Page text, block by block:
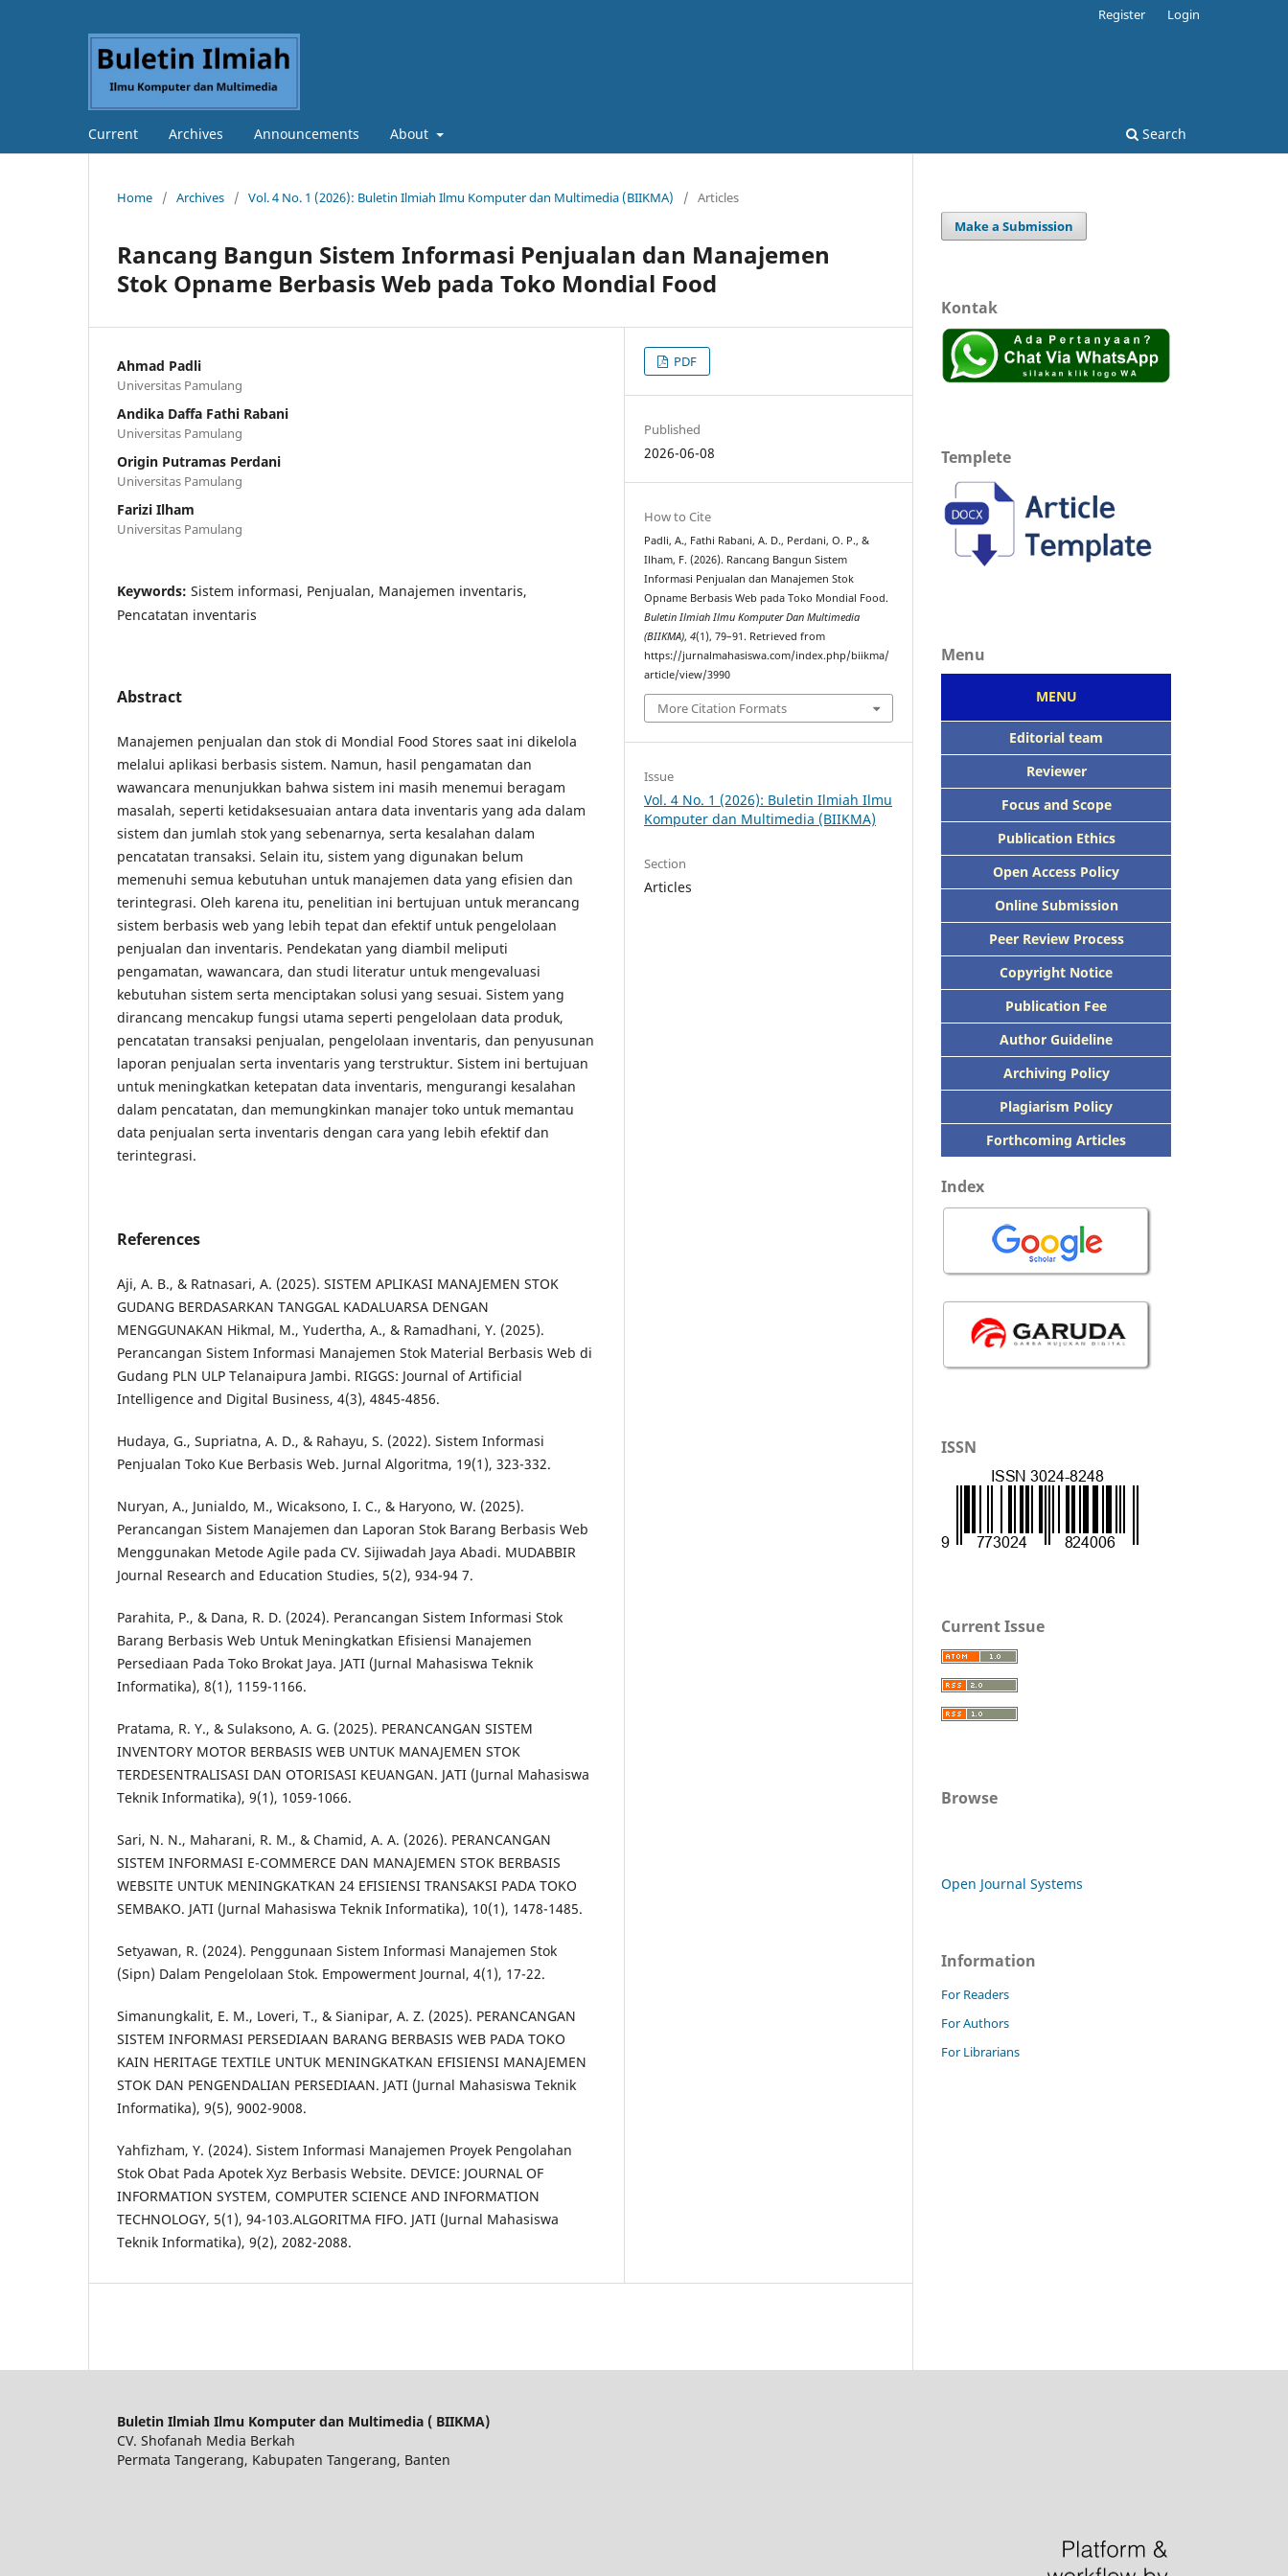
Current Archives Announcements About Search
Register Login
Home / Archives / Vol. 4 No. 1 (2026): Buletin Ilmiah Ilmu Komputer dan Multimedia (BIIKMA) / Articles
Rancang Bangun Sistem Informasi Penjualan dan Manajemen
Stok Opname Berbasis Web pada Toko Mondial Food
Ahmad Padli
Universitas Pamulang
Andika Daffa Fathi Rabani
Universitas Pamulang
Origin Putramas Perdani
Universitas Pamulang
Farizi Ilham
Universitas Pamulang
Keywords: Sistem informasi, Penjualan, Manajemen inventaris,
Pencatatan inventaris
Abstract
Manajemen penjualan dan stok di Mondial Food Stores saat ini dikelola
melalui aplikasi berbasis sistem. Namun, hasil pengamatan dan
wawancara menunjukkan bahwa sistem ini masih menemui beragam
masalah, seperti ketidaksesuaian antara data inventaris yang ada dalam
sistem dan jumlah stok yang sebenarnya, serta kesalahan dalam
pencatatan transaksi. Selain itu, sistem yang digunakan belum
memenuhi semua kebutuhan untuk manajemen data yang efisien dan
terintegrasi. Oleh karena itu, penelitian ini bertujuan untuk merancang
sistem berbasis web yang lebih tepat dan efektif untuk pengelolaan
penjualan dan inventaris. Pendekatan yang diambil meliputi
pengamatan, wawancara, dan studi literatur untuk mengevaluasi
kebutuhan sistem serta menciptakan solusi yang sesuai. Sistem yang
dirancang mencakup fungsi utama seperti pengelolaan data produk,
pencatatan transaksi penjualan, pengelolaan inventaris, dan penyusunan
laporan penjualan serta inventaris yang terstruktur. Sistem ini bertujuan
untuk meningkatkan ketepatan data inventaris, mengurangi kesalahan
dalam pencatatan, dan memungkinkan manajer toko untuk memantau
data penjualan serta inventaris dengan cara yang lebih efektif dan
terintegrasi.
References
Aji, A. B., & Ratnasari, A. (2025). SISTEM APLIKASI MANAJEMEN STOK
GUDANG BERDASARKAN TANGGAL KADALUARSA DENGAN
MENGGUNAKAN Hikmal, M., Yudertha, A., & Ramadhani, Y. (2025).
Perancangan Sistem Informasi Manajemen Stok Material Berbasis Web di
Gudang PLN ULP Telanaipura Jambi. RIGGS: Journal of Artificial
Intelligence and Digital Business, 4(3), 4845-4856.
Hudaya, G., Supriatna, A. D., & Rahayu, S. (2022). Sistem Informasi
Penjualan Toko Kue Berbasis Web. Jurnal Algoritma, 19(1), 323-332.
Nuryan, A., Junialdo, M., Wicaksono, I. C., & Haryono, W. (2025).
Perancangan Sistem Manajemen dan Laporan Stok Barang Berbasis Web
Menggunakan Metode Agile pada CV. Sijiwadah Jaya Abadi. MUDABBIR
Journal Research and Education Studies, 5(2), 934-94 7.
Parahita, P., & Dana, R. D. (2024). Perancangan Sistem Informasi Stok
Barang Berbasis Web Untuk Meningkatkan Efisiensi Manajemen
Persediaan Pada Toko Brokat Jaya. JATI (Jurnal Mahasiswa Teknik
Informatika), 8(1), 1159-1166.
Pratama, R. Y., & Sulaksono, A. G. (2025). PERANCANGAN SISTEM
INVENTORY MOTOR BERBASIS WEB UNTUK MANAJEMEN STOK
TERDESENTRALISASI DAN OTORISASI KEUANGAN. JATI (Jurnal Mahasiswa
Teknik Informatika), 9(1), 1059-1066.
Sari, N. N., Maharani, R. M., & Chamid, A. A. (2026). PERANCANGAN
SISTEM INFORMASI E-COMMERCE DAN MANAJEMEN STOK BERBASIS
WEBSITE UNTUK MENINGKATKAN 24 EFISIENSI TRANSAKSI PADA TOKO
SEMBAKO. JATI (Jurnal Mahasiswa Teknik Informatika), 10(1), 1478-1485.
Setyawan, R. (2024). Penggunaan Sistem Informasi Manajemen Stok
(Sipn) Dalam Pengelolaan Stok. Empowerment Journal, 4(1), 17-22.
Simanungkalit, E. M., Loveri, T., & Sianipar, A. Z. (2025). PERANCANGAN
SISTEM INFORMASI PERSEDIAAN BARANG BERBASIS WEB PADA TOKO
KAIN HERITAGE TEXTILE UNTUK MENINGKATKAN EFISIENSI MANAJEMEN
STOK DAN PENGENDALIAN PERSEDIAAN. JATI (Jurnal Mahasiswa Teknik
Informatika), 9(5), 9002-9008.
Yahfizham, Y. (2024). Sistem Informasi Manajemen Proyek Pengolahan
Stok Obat Pada Apotek Xyz Berbasis Website. DEVICE: JOURNAL OF
INFORMATION SYSTEM, COMPUTER SCIENCE AND INFORMATION
TECHNOLOGY, 5(1), 94-103.ALGORITMA FIFO. JATI (Jurnal Mahasiswa
Teknik Informatika), 9(2), 2082-2088.
PDF
Published
2026-06-08
How to Cite
Padli, A., Fathi Rabani, A. D., Perdani, O. P., &
Ilham, F. (2026). Rancang Bangun Sistem
Informasi Penjualan dan Manajemen Stok
Opname Berbasis Web pada Toko Mondial Food.
Buletin Ilmiah Ilmu Komputer Dan Multimedia
(BIIKMA),4(1), 79–91. Retrieved from
https://jurnalmahasiswa.com/index.php/biikma/
article/view/3990
More Citation Formats
Issue
Vol. 4 No. 1 (2026): Buletin Ilmiah Ilmu
Komputer dan Multimedia (BIIKMA)
Section
Articles
Make a Submission
Kontak
Templete
Menu
MENU
Editorial team
Reviewer
Focus and Scope
Publication Ethics
Open Access Policy
Online Submission
Peer Review Process
Copyright Notice
Publication Fee
Author Guideline
Archiving Policy
Plagiarism Policy
Forthcoming Articles
Index
ISSN
Current Issue
Browse
Open Journal Systems
Information
For Readers
For Authors
For Librarians
Buletin Ilmiah Ilmu Komputer dan Multimedia ( BIIKMA)
CV. Shofanah Media Berkah
Permata Tangerang, Kabupaten Tangerang, Banten